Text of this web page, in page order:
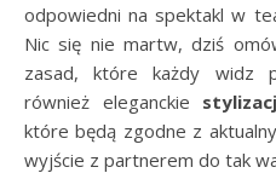
odpowiedni na spektakl w
Nic się nie martw, dziś
zasad, które każdy widz
również eleganckie
które będą zgodne z
wyjście z partnerem do tak